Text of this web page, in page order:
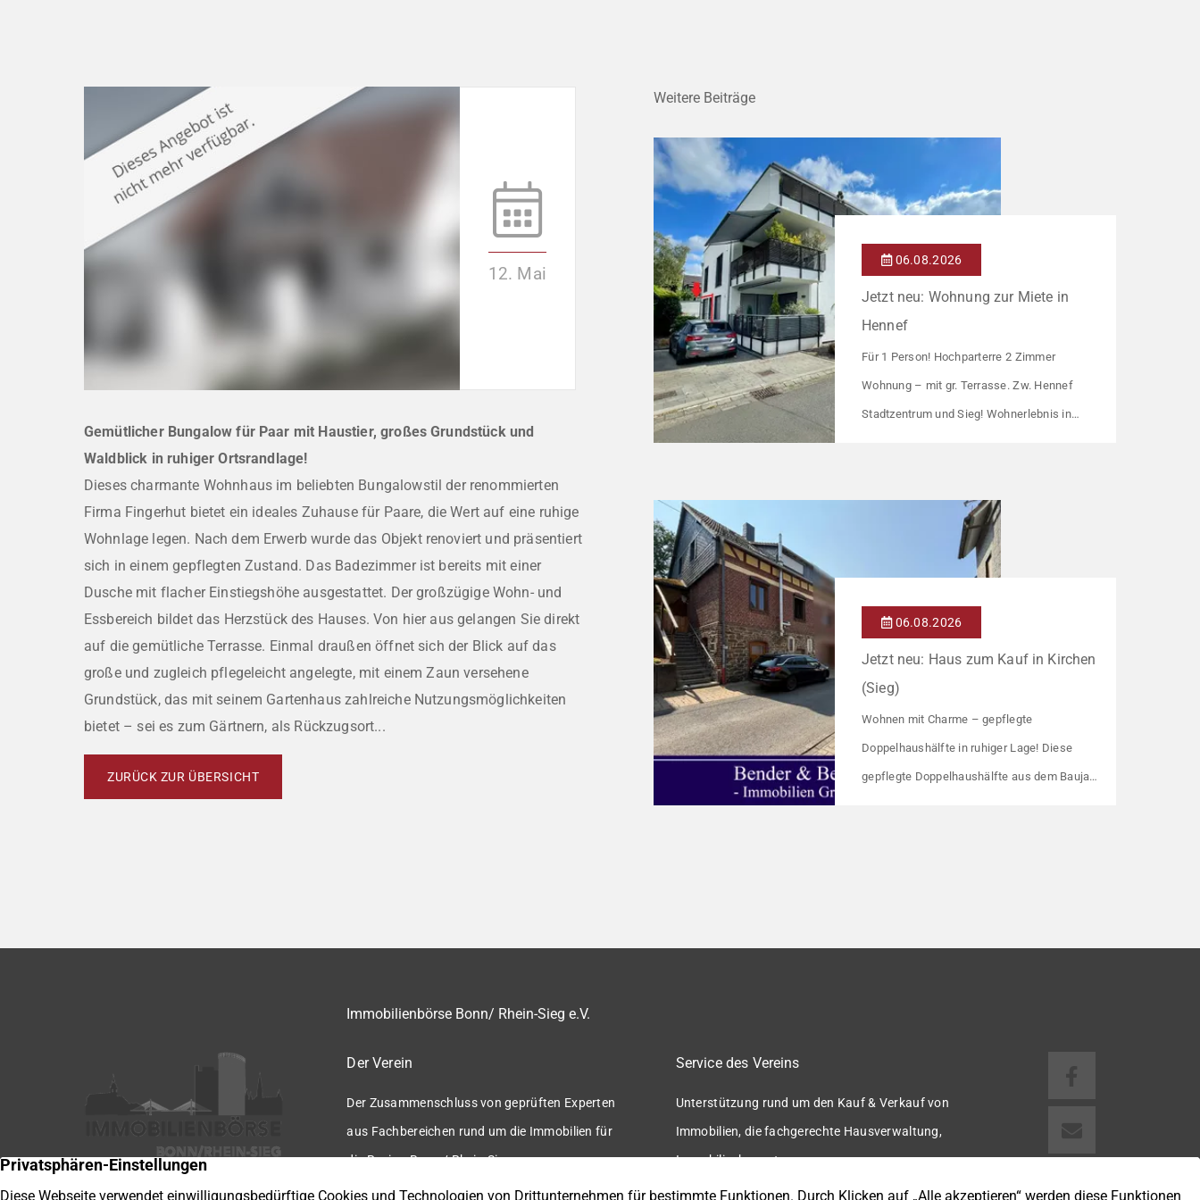
12. Mai
Gemütlicher Bungalow für Paar mit Haustier, großes Grundstück und
Waldblick in ruhiger Ortsrandlage!
Dieses charmante Wohnhaus im beliebten Bungalowstil der renommierten
Firma Fingerhut bietet ein ideales Zuhause für Paare, die Wert auf eine ruhige
Wohnlage legen. Nach dem Erwerb wurde das Objekt renoviert und präsentiert
sich in einem gepflegten Zustand. Das Badezimmer ist bereits mit einer
Dusche mit flacher Einstiegshöhe ausgestattet. Der großzügige Wohn- und
Essbereich bildet das Herzstück des Hauses. Von hier aus gelangen Sie direkt
auf die gemütliche Terrasse. Einmal draußen öffnet sich der Blick auf das
große und zugleich pflegeleicht angelegte, mit einem Zaun versehene
Grundstück, das mit seinem Gartenhaus zahlreiche Nutzungsmöglichkeiten
bietet – sei es zum Gärtnern, als Rückzugsort...
ZURÜCK ZUR ÜBERSICHT
Weitere Beiträge
06.08.2026
Jetzt neu: Wohnung zur Miete in
Hennef
Für 1 Person! Hochparterre 2 Zimmer
Wohnung – mit gr. Terrasse. Zw. Hennef
Stadtzentrum und Sieg! Wohnerlebnis in
überzeugt durch ihre moderne
Raumaufteilung und zahlreiche hochwertige
Ausstattungsmerkmale: Parkettboden in den
Fensterfronten Fußbodenheizung Modern
gefliestes Badezimmer mit großem
06.08.2026
Jetzt neu: Haus zum Kauf in Kirchen
(Sieg)
Wohnen mit Charme – gepflegte
Doppelhaushälfte in ruhiger Lage! Diese
gepflegte Doppelhaushälfte aus dem Baujahr
Wohnräume präsentieren sich in einem
Immobilienbörse Bonn/ Rhein-Sieg e.V.
Der Verein
Der Zusammenschluss von geprüften Experten
aus Fachbereichen rund um die Immobilien für
die Region Bonn / Rhein-Sieg.
Service des Vereins
Unterstützung rund um den Kauf & Verkauf von
Immobilien, die fachgerechte Hausverwaltung,
Immobilienbewertung u.v.m.